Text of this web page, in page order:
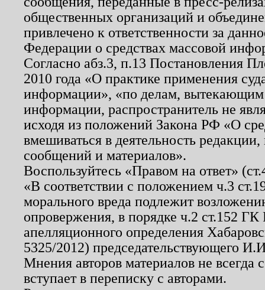
общественных организаций и
привлечено к ответственности за
Федерации о средствах массовой
Согласно абз.3, п.13 Постановления
2010 года «О практике применения
информации», «по делам, вытекающим
информации, распространитель не
исходя из положений Закона РФ «О
вмешиваться в деятельность
сообщений и материалов».
Воспользуйтесь «Правом на ответ»
«В соответствии с положением ч.3
морального вреда подлежит
опровержения, в порядке ч.2 ст.152
апелляционного определения
5325/2012) председательствующего
Мнения авторов материалов не
вступает в переписку с авторами.